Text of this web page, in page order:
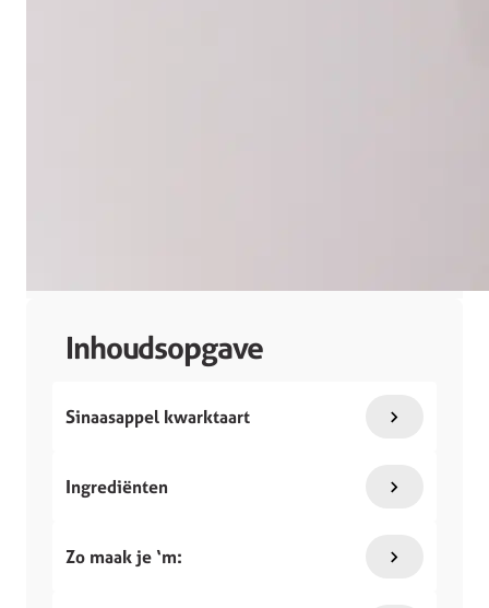
Inhoudsopgave
Sinaasappel kwarktaart
Ingrediënten
Zo maak je ‘m: